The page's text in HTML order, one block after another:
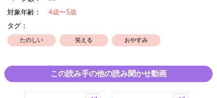
対象年齢：
4歳〜5歳
タグ：
たのしい 笑える おやすみ
この読み手の他の読み聞かせ動画